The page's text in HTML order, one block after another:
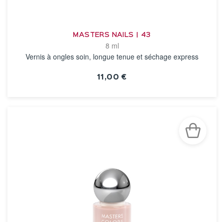
MASTERS NAILS | 43
8 ml
Vernis à ongles soin, longue tenue et séchage express
11,00 €